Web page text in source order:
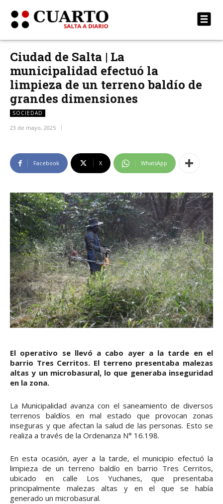
Ciudad de Salta | La
municipalidad efectuó la
limpieza de un terreno baldío de
grandes dimensiones
SOCIEDAD
23 de mayo, 2025
Facebook X WhatsApp
El operativo se llevó a cabo ayer a la tarde en el
barrio Tres Cerritos. El terreno presentaba malezas
altas y un microbasural, lo que generaba inseguridad
en la zona.
La Municipalidad avanza con el saneamiento de diversos
terrenos baldíos en mal estado que provocan zonas
inseguras y que afectan la salud de las personas. Esto se
realiza a través de la Ordenanza N° 16.198.
En esta ocasión, ayer a la tarde, el municipio efectuó la
limpieza de un terreno baldío en barrio Tres Cerritos,
ubicado en calle Los Yuchanes, que presentaba
principalmente malezas altas y en el que se había
generado un microbasural.